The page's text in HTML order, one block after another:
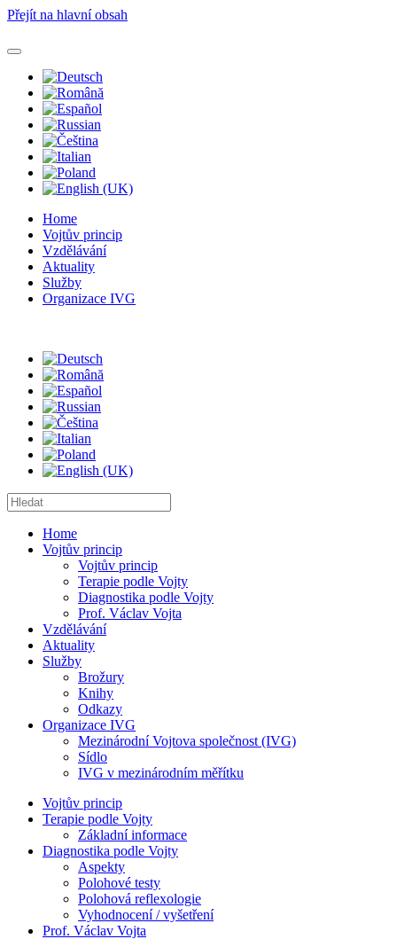
Přejít na hlavní obsah
Home
Vojtův princip
Vzdělávání
Aktuality
Služby
Organizace IVG
Home
Vojtův princip
Vojtův princip
Terapie podle Vojty
Diagnostika podle Vojty
Prof. Václav Vojta
Vzdělávání
Aktuality
Služby
Brožury
Knihy
Odkazy
Organizace IVG
Mezinárodní Vojtova společnost (IVG)
Sídlo
IVG v mezinárodním měřítku
Vojtův princip
Terapie podle Vojty
Základní informace
Diagnostika podle Vojty
Aspekty
Polohové testy
Polohová reflexologie
Vyhodnocení / vyšetření
Prof. Václav Vojta